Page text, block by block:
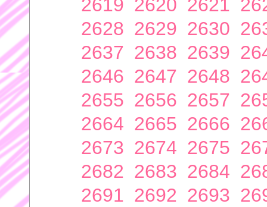
2619 2620 2621
2628 2629 2630
2637 2638 2639
2646 2647 2648
2655 2656 2657
2664 2665 2666
2673 2674 2675
2682 2683 2684
2691 2692 2693